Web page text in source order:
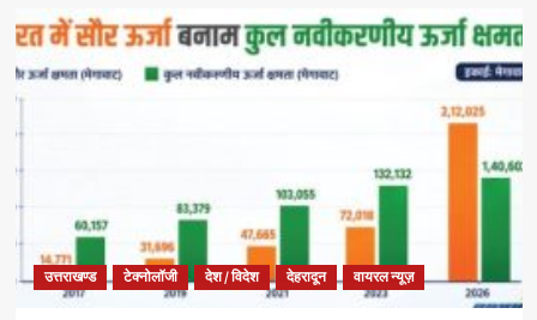
उत्तराखण्ड टेक्नोलॉजी देश / विदेश देहरादून वायरल न्यूज़